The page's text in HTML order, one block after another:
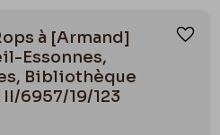
à [Armand]
Essonnes,
Bibliothèque
6957/19/123